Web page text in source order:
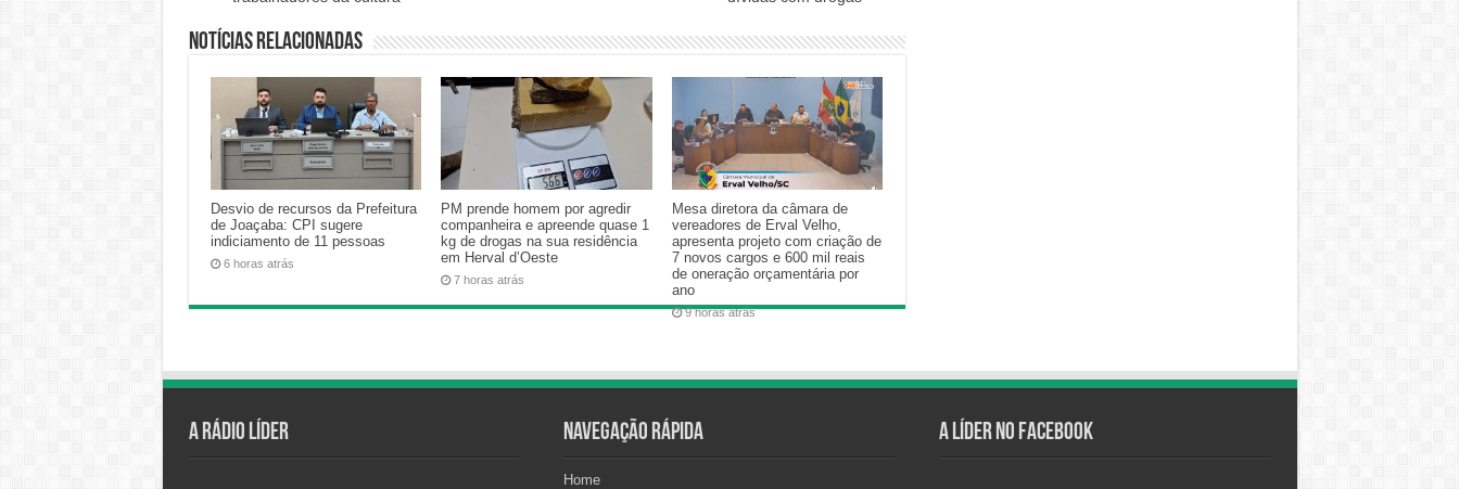
Notícias relacionadas
Desvio de recursos da Prefeitura
de Joaçaba: CPI sugere
indiciamento de 11 pessoas
6 horas atrás
PM prende homem por agredir
companheira e apreende quase 1
kg de drogas na sua residência
em Herval d’Oeste
7 horas atrás
Mesa diretora da câmara de
vereadores de Erval Velho,
apresenta projeto com criação de
7 novos cargos e 600 mil reais
de oneração orçamentária por
ano
9 horas atrás
A Rádio Líder Navegação Rápida
Home
A Líder no Facebook